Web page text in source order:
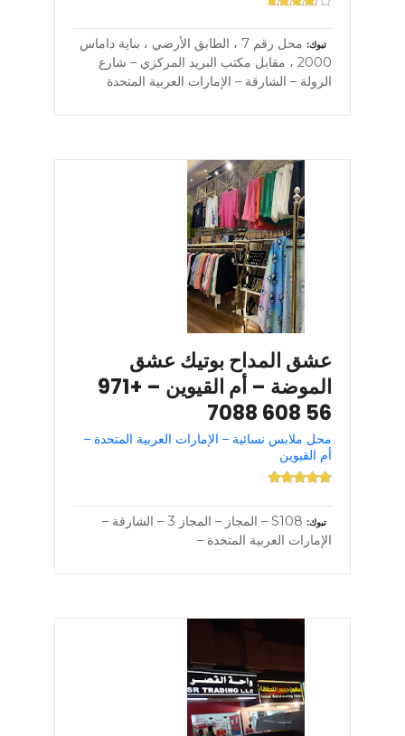
تبوك
محل رقم 7 ، الطابق الأرضي ، بناية داماس
2000 ، مقابل مكتب البريد المركزي – شارع
الرولة – الشارقة – الإمارات العربية المتحدة
عشق المداح بوتيك عشق
الموضة – أم القيوين – +971
56 608 7088
محل ملابس نسائية – الإمارات العربية المتحدة –
أم القيوين
تبوك
S108 – المجاز – المجاز 3 – الشارقة –
الإمارات العربية المتحدة –